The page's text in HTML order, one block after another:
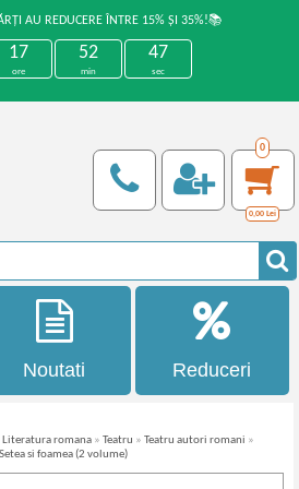
AU REDUCERE ÎNTRE 15% ȘI 35%!📚
17
ore
52
min
47
sec
0
0,00 Lei
Noutati Reduceri
Literatura romana »Teatru »Teatru autori romani »
si foamea (2 volume)